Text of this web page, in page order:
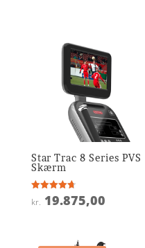
Star Trac 8 Series PVS
Skærm
Vurderet
4.7
kr. 19.875,00